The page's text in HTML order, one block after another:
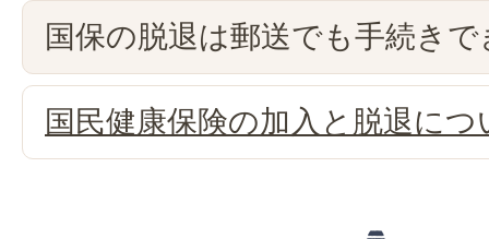
国保の脱退は郵送でも手続き
国民健康保険の加入と脱退につ